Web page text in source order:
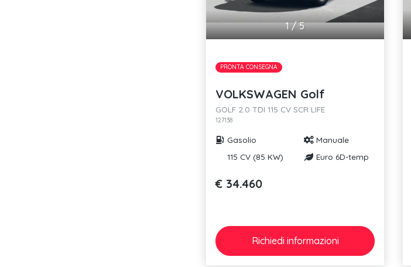
1/5
PRONTA CONSEGNA
VOLKSWAGEN Golf
GOLF 2.0 TDI 115 CV SCR LIFE
127138
Gasolio
Manuale
115 CV (85 KW)
Euro 6D-temp
€ 34.460
Richiedi informazioni